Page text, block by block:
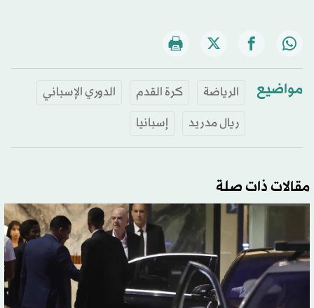
مواضيع الرياضة كرة القدم
الدوري الإسباني
ريال مدريد
إسبانيا
مقالات ذات صلة